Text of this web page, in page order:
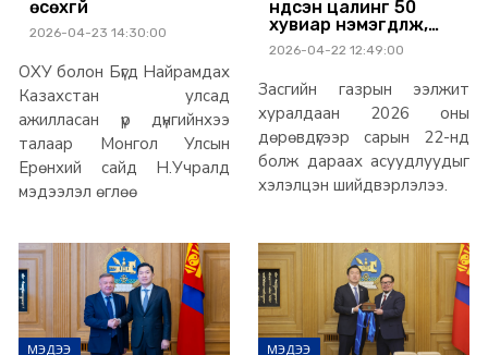
өсөхгүй
2026-04-23 14:30:00
ОХУ болон Бүгд Найрамдах
Казахстан улсад
ажилласан үр дүнгийнхээ
талаар Монгол Улсын
Ерөнхий сайд Н.Учралд
мэдээлэл өглөө
үндсэн цалинг 50
хувиар нэмэгдүүлж,
нэмэгдэл, нэмэгдэл
хөлсийг үндсэн
олгохоор боллоо
2026-04-22 12:49:00
Засгийн газрын ээлжит
хуралдаан 2026 оны
дөрөвдүгээр сарын 22-нд
болж дараах асуудлуудыг
хэлэлцэн шийдвэрлэлээ.
МЭДЭЭ МЭДЭЭ